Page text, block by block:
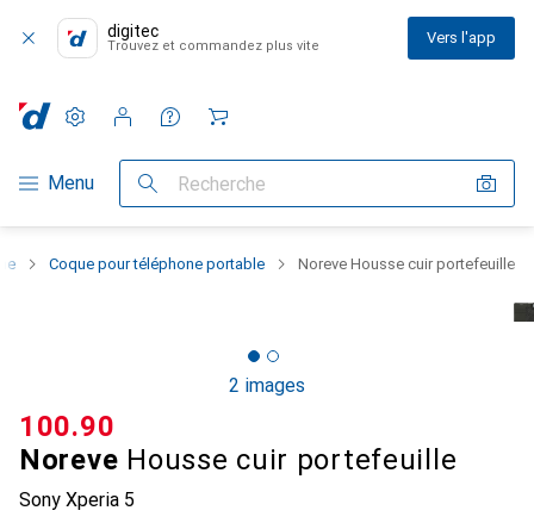
digitec
Trouvez et commandez plus vite Vers l'app
Navigation par catégorie
Menu Recherche
Paramètres
Compte client
Listes de comparaison
Listes d'envies
Panier
Coque pour téléphone portable Noreve Housse cuir portefeuille
2 images
Noreve Housse cuir portefeuille
Sony Xperia 5
CHF
100.90